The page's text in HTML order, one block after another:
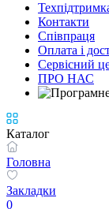
Контакти
Співпраця
Оплата і
Сервісний
ПРО НАС
Каталог
Головна
Закладки
0